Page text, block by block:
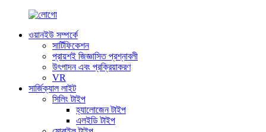
ওয়ানইউ সম্পর্কে
সার্টিফিকেশন
প্রায়শই জিজ্ঞাসিত প্রশ্নাবলী
উৎপাদন এবং প্রক্রিয়াকরণ
VR
সার্জিক্যাল লাইট
সিলিং টাইপ
হ্যালোজেন টাইপ
এলইডি টাইপ